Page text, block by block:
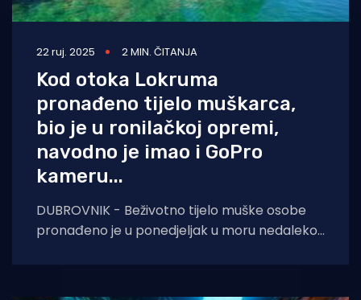
22 ruj. 2025 2 MIN. ČITANJA
Kod otoka Lokruma
pronađeno tijelo muškarca,
bio je u ronilačkoj opremi,
navodno je imao i GoPro
kameru...
DUBROVNIK - Beživotno tijelo muške osobe
pronađeno je u ponedjeljak u moru nedaleko
na